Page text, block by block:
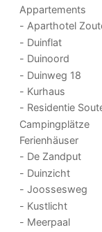
Appartements
- Aparthotel
- Duinflat
- Duinoord
- Duinweg 18
- Kurhaus
- Residentie
Campingplätze
Ferienhäuser
- De Zandput
- Duinzicht
- Joossesweg
- Kustlicht
- Meerpaal